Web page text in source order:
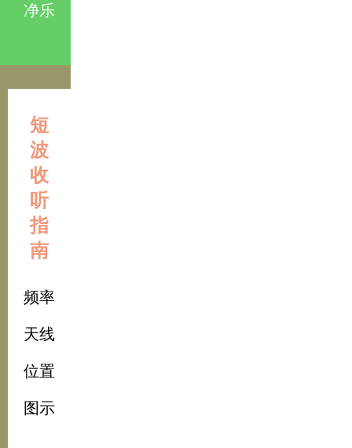
净乐
短
波
收
听
指
南
频率
天线
位置
图示